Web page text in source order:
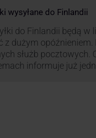
wysyłane do Finlandii
do Finlandii będą w
z dużym opóźnieniem.
służb pocztowych.
informuje już